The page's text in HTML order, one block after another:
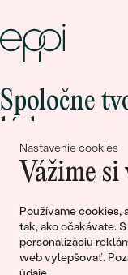
Nastavenie cookies
Vážime
Používame cookies,
tak, ako očakávate.
personalizáciu
web vylepšovať.
Spoločne
Pripojte sa k nám!